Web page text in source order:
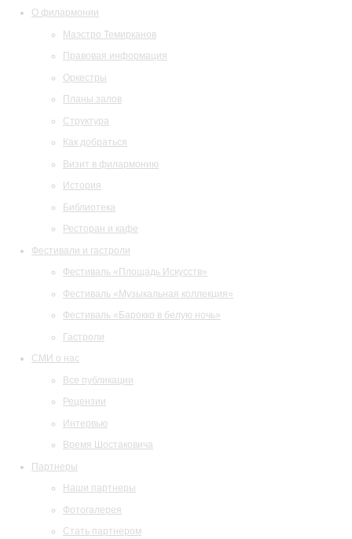
О филармонии
Маэстро Темирканов
Правовая информация
Оркестры
Планы залов
Структура
Как добраться
Визит в филармонию
История
Библиотека
Ресторан и кафе
Фестивали и гастроли
Фестиваль «Площадь Искусств»
Фестиваль «Музыкальная коллекция»
Фестиваль «Барокко в белую ночь»
Гастроли
СМИ о нас
Все публикации
Рецензии
Интервью
Время Шостаковича
Партнеры
Наши партнеры
Фотогалерея
Стать партнером